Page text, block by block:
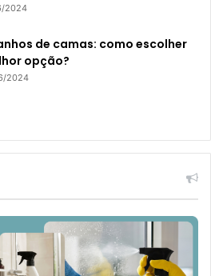
2024
de camas: como escolher
opção?
2024